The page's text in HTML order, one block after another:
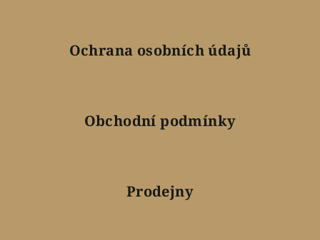
Ochrana osobních údajů
Obchodní podmínky
Prodejny